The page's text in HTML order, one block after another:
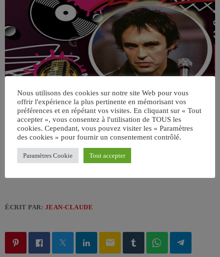
ÉCRIT PAR: JEAN-CLAUDE
email
Nous utilisons des cookies sur notre site Web pour vous
offrir l'expérience la plus pertinente en mémorisant vos
préférences et en répétant vos visites. En cliquant sur « Tout
accepter », vous consentez à l'utilisation de TOUS les
cookies. Cependant, vous pouvez visiter les « Paramètres
des cookies » pour fournir un consentement contrôlé.
Paramètres Cookie Tout accepter